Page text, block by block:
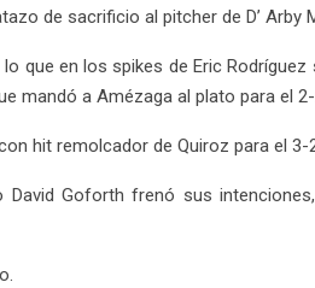
de sacrificio al pitcher de D’ Arby
que en los spikes de Eric Rodríguez
mandó a Amézaga al plato para el
hit remolcador de Quiroz para el 3-
Goforth frenó sus